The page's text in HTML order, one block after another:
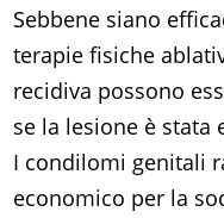
Sebbene siano
terapie fisiche
recidiva possono
se la lesione è stata
I condilomi genitali
economico per la